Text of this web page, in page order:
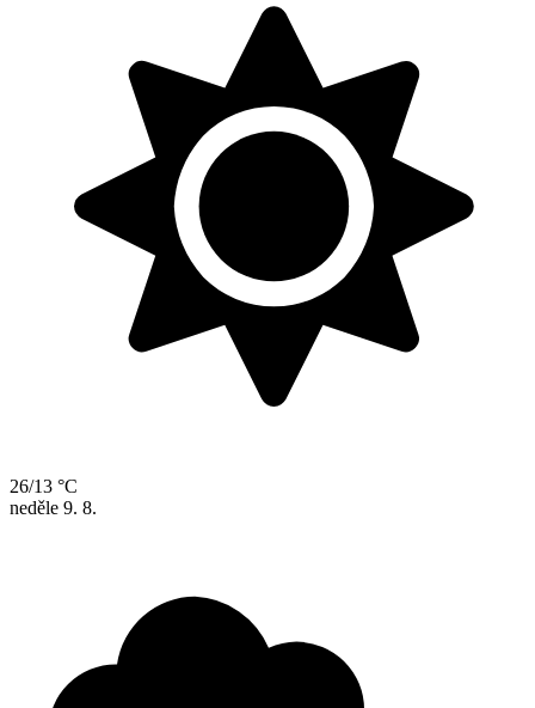
26/13 °C
neděle 9. 8.